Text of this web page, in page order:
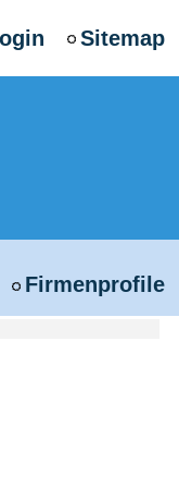
Sitemap
Firmenprofile